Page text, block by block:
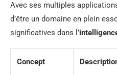
Avec ses multiples
d’être un domaine en plein
significatives dans l’
Concept